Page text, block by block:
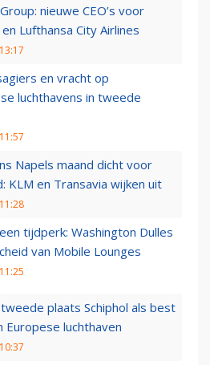
nieuwe CEO’s voor
Lufthansa City Airlines
en vracht op
luchthavens in tweede
Napels maand dicht voor
KLM en Transavia wijken uit
tijdperk: Washington Dulles
van Mobile Lounges
plaats Schiphol als best
Europese luchthaven